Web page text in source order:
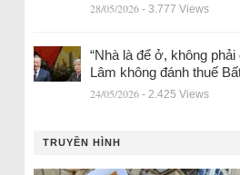
28/05/2026 - 3.777 Views
“Nhà là để ở, không
Lâm không đánh thuế
24/05/2026 - 2.425 Views
TRUYỀN HÌNH